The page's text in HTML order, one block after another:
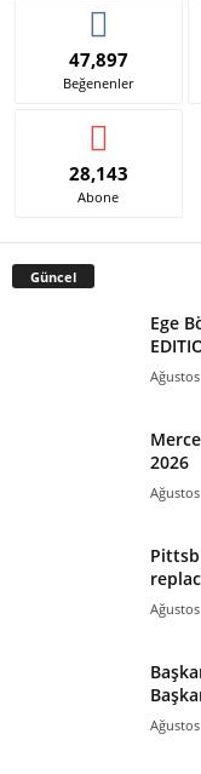
47,897
Beğenenler
28,143
Abone
Güncel
Ege
2026